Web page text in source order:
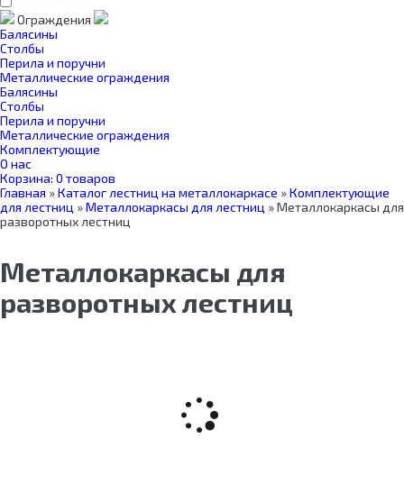
Ограждения
Балясины
Столбы
Перила и поручни
Металлические ограждения
Балясины
Столбы
Перила и поручни
Металлические ограждения
Комплектующие
О нас
Корзина: 0 товаров
Главная »Каталог лестниц на металлокаркасе »Комплектующие
для лестниц »Металлокаркасы для лестниц »Металлокаркасы для
разворотных лестниц
Металлокаркасы для
разворотных лестниц